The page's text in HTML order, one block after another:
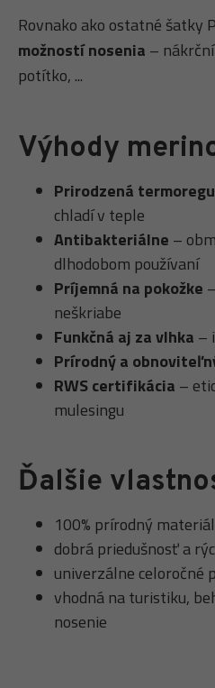
Rovnako ako ostatné šatky
možností nosenia –
potítko, ...
Výhody
Prirodzená
chladí v teple
Antibakteriálne –
dlhodobom používaní
Príjemná na pokožke
neškriabe
Funkčná aj za vlhka –
Prírodný a
RWS certifikácia –
mulesingu
Ďalšie
100% prírodný materiál
dobrá priedušnosť a
univerzálne celoročné
vhodná na turistiku,
nosenie